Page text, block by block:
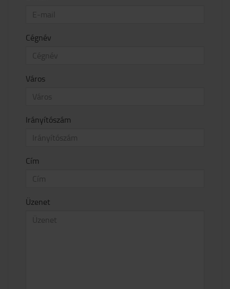
Cégnév
Város
Irányítószám
Cím
Üzenet